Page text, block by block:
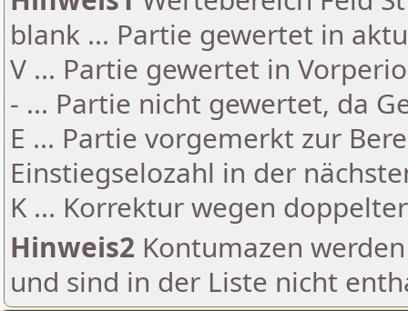
blank ... Partie gewertet in
V ... Partie gewertet in
- ... Partie nicht gewertet, da
E ... Partie vorgemerkt zur
Einstiegselozahl in der
K ... Korrektur wegen
Hinweis2 Kontumazen
und sind in der Liste nicht